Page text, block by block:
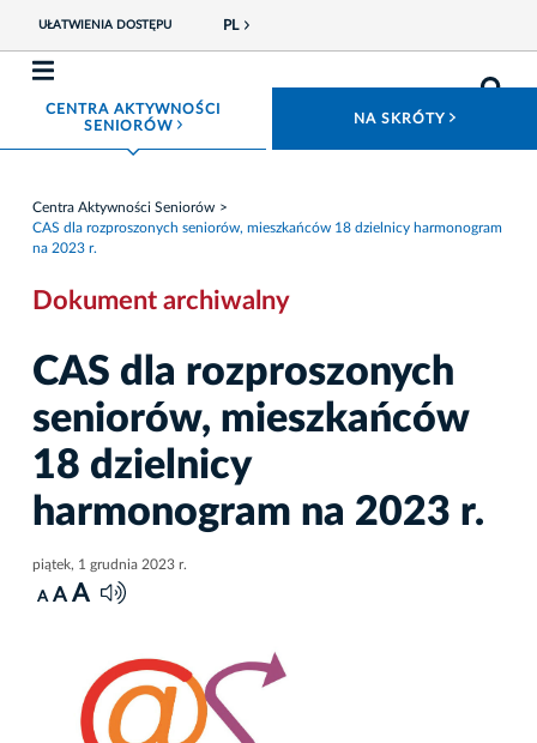
UŁATWIENIA DOSTĘPU PL
CENTRA AKTYWNOŚCI
SENIORÓWROZWIŃ MENU NA SKRÓTY
Centra Aktywności Seniorów
CAS dla rozproszonych seniorów, mieszkańców 18 dzielnicy harmonogram
na 2023 r.
Dokument archiwalny
CAS dla rozproszonych
seniorów, mieszkańców
18 dzielnicy
harmonogram na 2023 r.
piątek, 1 grudnia 2023 r.
A A A